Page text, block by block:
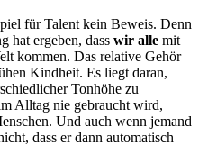
für Talent kein Beweis. Denn
hat ergeben, dass wir alle mit
kommen. Das relative Gehör
Kindheit. Es liegt daran,
Tonhöhe zu
Alltag nie gebraucht wird,
Und auch wenn jemand
dass er dann automatisch